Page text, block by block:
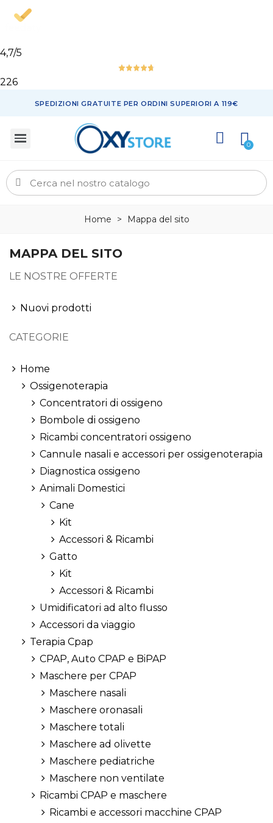
4,7/5
226
SPEDIZIONI GRATUITE PER ORDINI SUPERIORI A 119€
Home > Mappa del sito
MAPPA DEL SITO
LE NOSTRE OFFERTE
Nuovi prodotti
CATEGORIE
Home
Ossigenoterapia
Concentratori di ossigeno
Bombole di ossigeno
Ricambi concentratori ossigeno
Cannule nasali e accessori per ossigenoterapia
Diagnostica ossigeno
Animali Domestici
Cane
Kit
Accessori & Ricambi
Gatto
Kit
Accessori & Ricambi
Umidificatori ad alto flusso
Accessori da viaggio
Terapia Cpap
CPAP, Auto CPAP e BiPAP
Maschere per CPAP
Maschere nasali
Maschere oronasali
Maschere totali
Maschere ad olivette
Maschere pediatriche
Maschere non ventilate
Ricambi CPAP e maschere
Ricambi e accessori macchine CPAP